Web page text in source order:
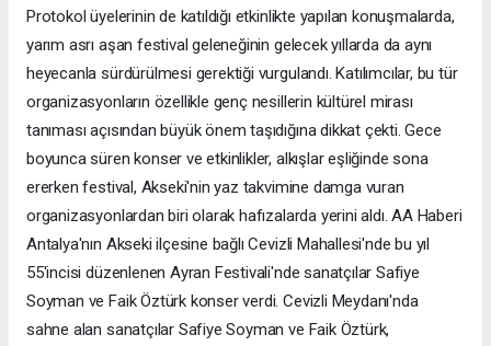
Protokol üyelerinin de katıldığı etkinlikte yapılan konuşmalarda,
yarım asrı aşan festival geleneğinin gelecek yıllarda da aynı
heyecanla sürdürülmesi gerektiği vurgulandı. Katılımcılar, bu tür
organizasyonların özellikle genç nesillerin kültürel mirası
tanıması açısından büyük önem taşıdığına dikkat çekti. Gece
boyunca süren konser ve etkinlikler, alkışlar eşliğinde sona
ererken festival, Akseki'nin yaz takvimine damga vuran
organizasyonlardan biri olarak hafızalarda yerini aldı. AA Haberi
Antalya'nın Akseki ilçesine bağlı Cevizli Mahallesi'nde bu yıl
55'incisi düzenlenen Ayran Festivali'nde sanatçılar Safiye
Soyman ve Faik Öztürk konser verdi. Cevizli Meydanı'nda
sahne alan sanatçılar Safiye Soyman ve Faik Öztürk,